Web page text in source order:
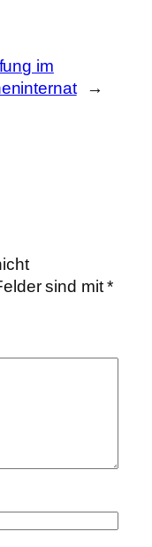
im
→
sind mit*